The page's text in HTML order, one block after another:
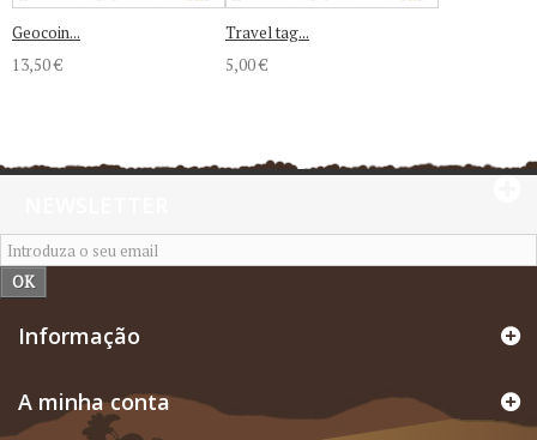
Geocoin...
13,50 €
Travel tag...
5,00 €
OK
Informação
A minha conta